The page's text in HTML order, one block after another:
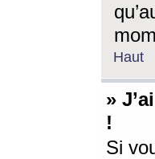
Haut
»
!
Si